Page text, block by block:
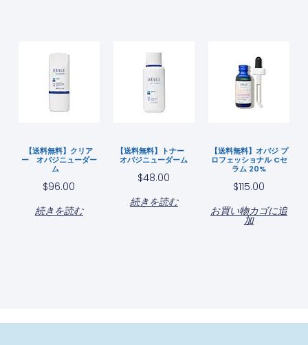
【送料無料】クリア
ー オバジニューダー
ム
$96.00
続きを読む
【送料無料】トナー
オバジニューダーム
$48.00
続きを読む
【送料無料】オバジ プ
ロフェッショナル Cセ
ラム 20%
$115.00
お買い物カゴに追
加